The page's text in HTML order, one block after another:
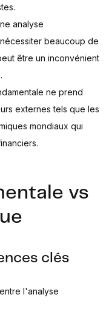
analyse
beaucoup de
être un inconvénient
ne prend
externes tels que les
mondiaux qui
vs
clés
l'analyse